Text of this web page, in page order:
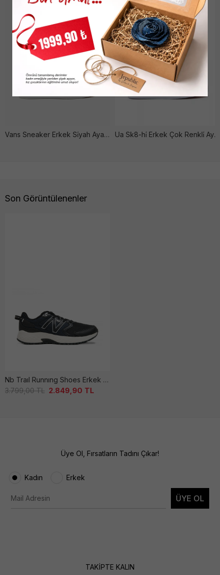
Vans Sneaker Erkek Si̇yah Ayakkabı Ua Sk8-hi̇ Erkek Çok Renkli̇ Ayakkabı
Son Görüntülenenler
Nb Traıl Runnıng Shoes Erkek Si̇yah Ayakkabı
3.799,00TL 2.849,90 TL
Üye Ol, Fırsatların Tadını Çıkar!
Kadın Erkek
ÜYE OL
TAKİPTE KALIN